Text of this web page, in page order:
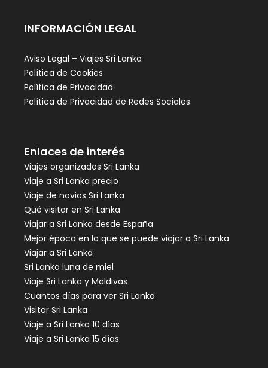
INFORMACIÓN LEGAL
Aviso Legal – Viajes Sri Lanka
Política de Cookies
Política de Privacidad
Política de Privacidad de Redes Sociales
Enlaces de interés
Viajes organizados Sri Lanka
Viaje a Sri Lanka precio
Viaje de novios Sri Lanka
Qué visitar en Sri Lanka
Viajar a Sri Lanka desde España
Mejor época en la que se puede viajar a Sri Lanka
Viajar a Sri Lanka
Sri Lanka luna de miel
Viaje Sri Lanka y Maldivas
Cuantos días para ver Sri Lanka
Visitar Sri Lanka
Viaje a Sri Lanka 10 días
Viaje a Sri Lanka 15 días